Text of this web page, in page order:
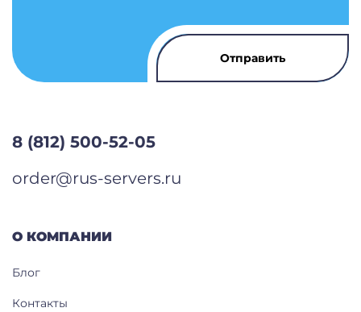
О КОМПАНИИ
Блог
Контакты
8 (812) 500-52-05
order@rus-servers.ru